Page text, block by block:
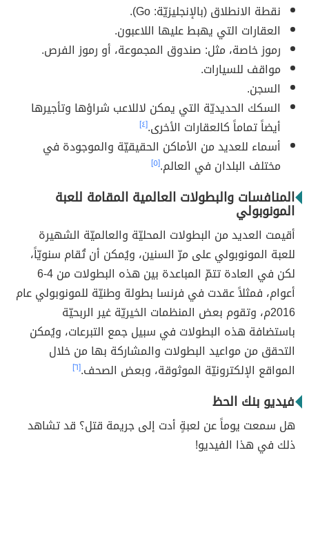
نقطة الانطلاق (بالإنجليزيّة: Go).
العقارات التي يهبط عليها اللاعبون.
رموز خاصة، مثل: صندوق المجموعة، أو رموز الفرص.
مواقف للسيارات.
السجن.
السكك الحديديّة التي يمكن لاللاعب شراؤها وتأجيرها
أيضاً تماماً كالعقارات الأخرى.[٤]
أسماء للعديد من الأماكن الحقيقيّة والموجودة في
مختلف البلدان في العالم.[٥]
المنافسات والبطولات العالمية المقامة للعبة
المونوبولي
أقيمت العديد من البطولات المحليّة والعالميّة الشهيرة
للعبة المونوبولي على مرّ السنين، ويُمكن أن تُقام سنويّاً،
لكن في العادة تتمّ المباعدة بين هذه البطولات من 4-6
أعوام، فمثلاً عقدت في فرنسا بطولة وطنيّة للمونوبولي عام
2016م، وتقوم بعض المنظمات الخيريّة غير الربحيّة
باستضافة هذه البطولات في سبيل جمع التبرعات، ويُمكن
التحقق من مواعيد البطولات والمشاركة بها من خلال
المواقع الإلكترونيّة الموثوقة، وبعض الصحف.[٦]
فيديو بنك الحظ
هل سمعت يوماً عن لعبةٍ أدت إلى جريمة قتل؟ قد تشاهد
ذلك في هذا الفيديو!